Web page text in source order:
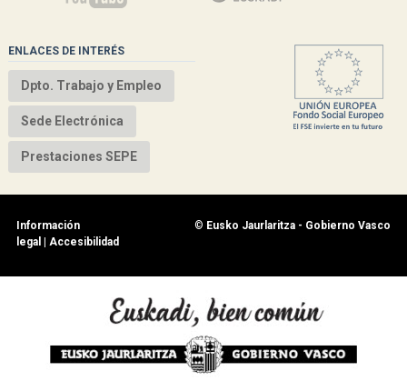
ENLACES DE INTERÉS
Dpto. Trabajo y Empleo
Sede Electrónica
Prestaciones SEPE
Información
legal | Accesibilidad
© Eusko Jaurlaritza - Gobierno Vasco